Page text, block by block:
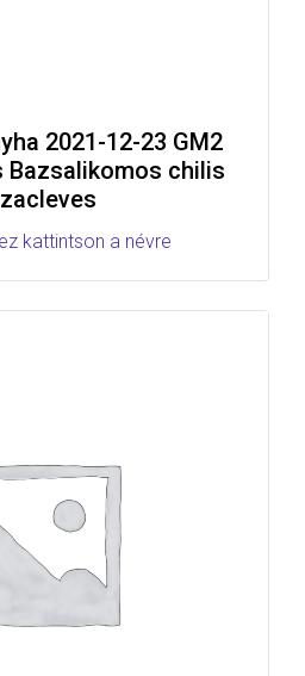
2021-12-23 GM2
Bazsalikomos chilis
kattintson a névre